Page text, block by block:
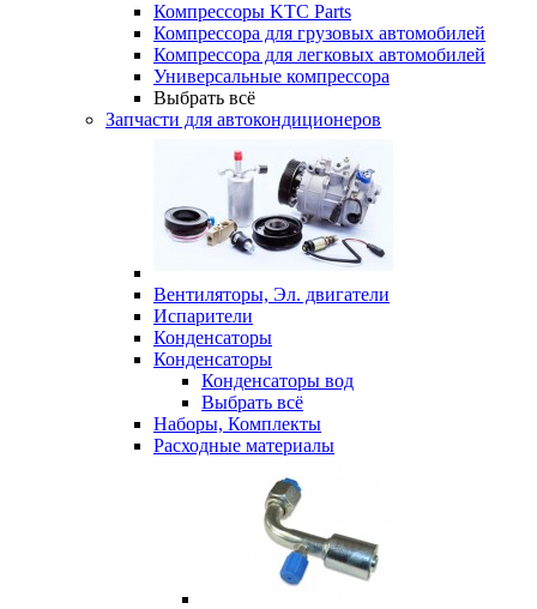
Компрессоры KTC Parts
Компрессора для грузовых автомобилей
Компрессора для легковых автомобилей
Универсальные компрессора
Выбрать всё
Запчасти для автокондиционеров
Вентиляторы, Эл. двигатели
Испарители
Конденсаторы
Конденсаторы
Конденсаторы вод
Выбрать всё
Наборы, Комплекты
Расходные материалы